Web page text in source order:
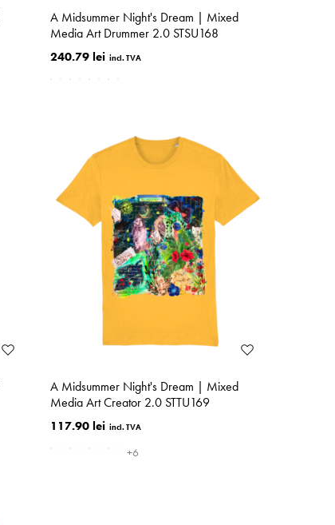
A Midsummer Night's Dream | Mixed
Media Art Drummer 2.0 STSU168
240.79 lei
A Midsummer Night's Dream | Mixed
Media Art Creator 2.0 STTU169
117.90 lei
+6